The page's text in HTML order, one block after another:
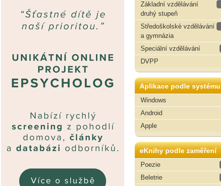
Základní vzdělávání
druhý stupeň
Středoškolské vzdělávání
a gymnázia
Speciální vzdělávání
DVPP
Aplikace podle systému
Windows
Android
Apple
eKnihy podle zaměření
Poezie
Beletrie